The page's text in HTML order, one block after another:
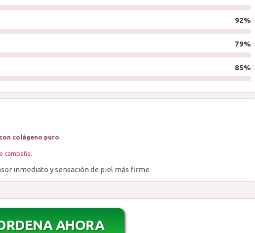
92%
79%
85%
colágeno puro
campaña.
inmediato y sensación de piel más firme
AHORA